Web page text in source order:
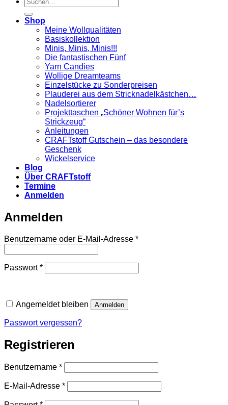
nach:
Shop
Meine Wollqualitäten
Basiskollektion
Minis, Minis, Minis!!!
Die fantastischen Fünf
Yarn Candies
Wollige Dreamteams
Einzelstücke zu Sonderpreisen
Plauderei aus dem Stricknadelkästchen…
Nadelsortierer
Projekttaschen „Schöner Wohnen für’s
Strickzeug“
Anleitungen
CRAFTstoff Gutschein – das besondere
Geschenk
Wickelservice
Blog
Über CRAFTstoff
Termine
Anmelden
Anmelden
Benutzername oder E-Mail-Adresse *Erforderlich
Passwort*Erforderlich
Angemeldet bleiben Anmelden
Passwort vergessen?
Registrieren
Benutzername *Erforderlich
E-Mail-Adresse *Erforderlich